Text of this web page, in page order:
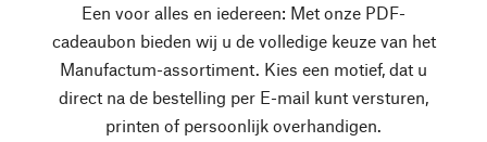
Een voor alles en iedereen: Met onze PDF-
cadeaubon bieden wij u de volledige keuze van het
Manufactum-assortiment. Kies een motief, dat u
direct na de bestelling per E-mail kunt versturen,
printen of persoonlijk overhandigen.